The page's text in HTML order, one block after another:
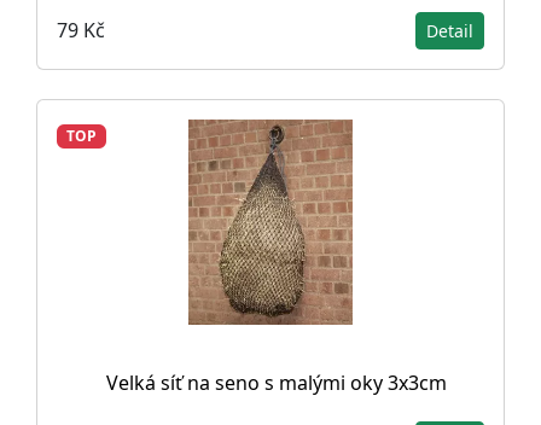
79 Kč Detail
TOP
Velká síť na seno s malými oky 3x3cm